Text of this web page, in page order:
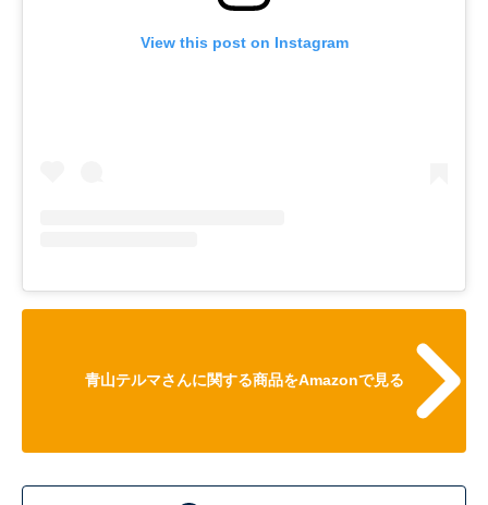
View this post on Instagram
青山テルマさんに関する商品をAmazonで見る